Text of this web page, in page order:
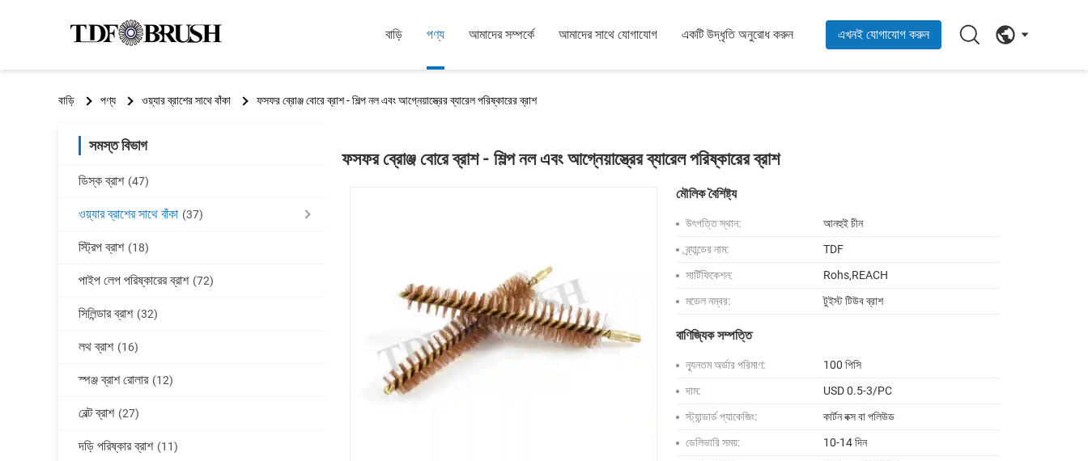
বাড়ি পণ্য আমাদের সম্পর্কে আমাদের সাথে যোগাযোগ একটি উদ্ধৃতি অনুরোধ করুন এখনই যোগাযোগ করুন
বাড়ি পণ্য ওয়্যার ব্রাশের সাথে বাঁকা ফসফর ব্রোঞ্জ বোরে ব্রাশ - শিল্প নল এবং আগ্নেয়াস্ত্রের ব্যারেল পরিষ্কারের ব্রাশ
সমস্ত বিভাগ
ডিস্ক ব্রাশ (47)
ওয়্যার ব্রাশের সাথে বাঁকা (37)
স্ট্রিপ ব্রাশ (18)
পাইপ লেপ পরিষ্কারের ব্রাশ (72)
সিলিন্ডার ব্রাশ (32)
লথ ব্রাশ (16)
স্পঞ্জ ব্রাশ রোলার (12)
বেল্ট ব্রাশ (27)
দড়ি পরিষ্কার ব্রাশ (11)
ফসফর ব্রোঞ্জ বোরে ব্রাশ - শিল্প নল এবং আগ্নেয়াস্ত্রের ব্যারেল পরিষ্কারের ব্রাশ
মৌলিক বৈশিষ্ট্য
উৎপত্তি স্থান:
আনহুই চীন
ব্র্যান্ডের নাম:
TDF
সার্টিফিকেশন:
Rohs,REACH
মডেল নম্বর:
টুইস্ট টিউব ব্রাশ
বাণিজ্যিক সম্পত্তি
ন্যূনতম অর্ডার পরিমাণ:
100 পিসি
দাম:
USD 0.5-3/PC
স্ট্যান্ডার্ড প্যাকেজিং:
কার্টন বক্স বা পলিউড
ডেলিভারি সময়:
10-14 দিন